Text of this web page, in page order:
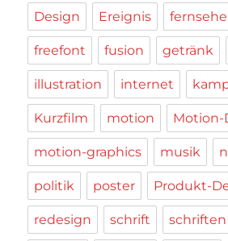
Design Ereignis
freefont fusion getränk
illustration internet
Kurzfilm motion Motion-
motion-graphics musik
politik poster Produkt-
redesign schrift schriften